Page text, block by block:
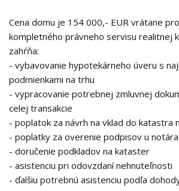
Cena domu je 154 000,- EUR vrátane
kompletného právneho servisu realitnej
zahŕňa:
- vybavovanie hypotekárneho úveru s
podmienkami na trhu
- vypracovanie potrebnej zmluvnej
celej transakcie
- poplatok za návrh na vklad do katastra
- poplatky za overenie podpisov u notára
- doručenie podkladov na kataster
- asistenciu pri odovzdaní nehnuteľnosti
- ďalšiu potrebnú asistenciu podľa